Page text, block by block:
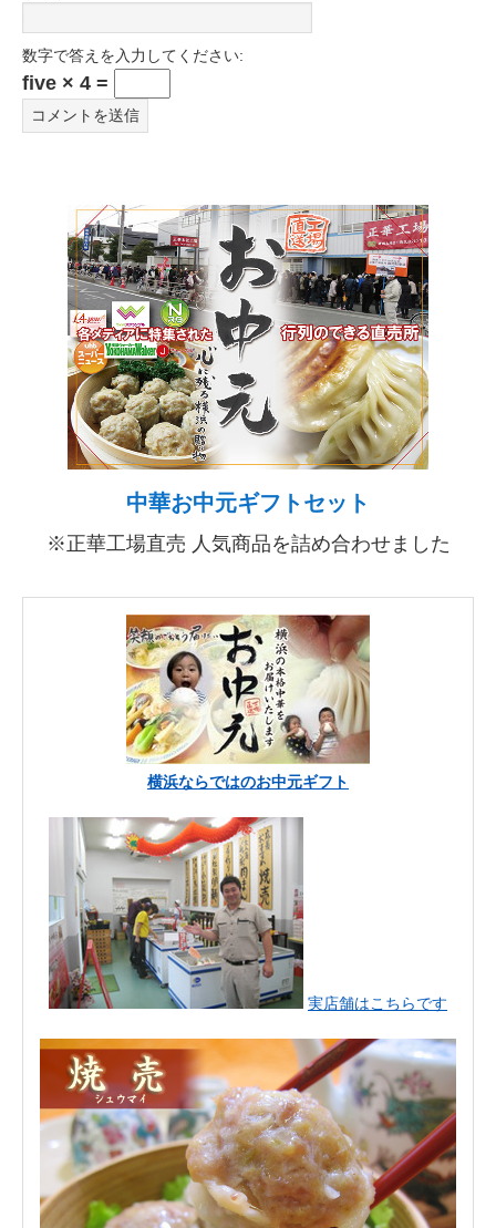
数字で答えを入力してください:
five × 4 =
中華お中元ギフトセット
※正華工場直売 人気商品を詰め合わせました
横浜ならではのお中元ギフト
実店舗はこちらです